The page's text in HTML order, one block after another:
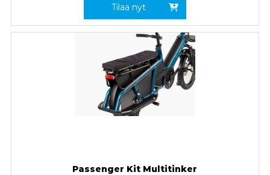
Tilaa nyt
Passenger Kit Multitinker